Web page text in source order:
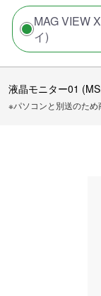
MAG VIEW
イ)
液晶モニター01
※パソコンと別送のため